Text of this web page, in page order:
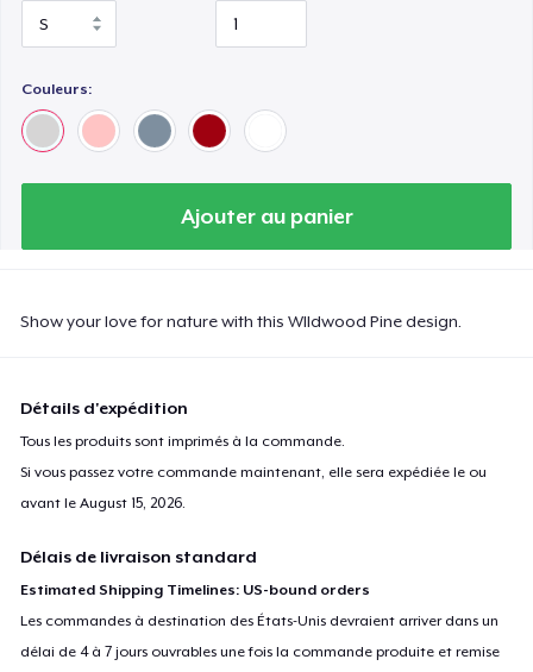
Couleurs:
Ajouter au panier
Show your love for nature with this WIldwood Pine design.
Détails d'expédition
Tous les produits sont imprimés à la commande.
Si vous passez votre commande maintenant, elle sera expédiée le ou
avant leAugust 15, 2026
Délais de livraison standard
Estimated Shipping Timelines: US-bound orders
Les commandes à destination des États-Unis devraient arriver dans un
délai de 4 à 7 jours ouvrables une fois la commande produite et remise